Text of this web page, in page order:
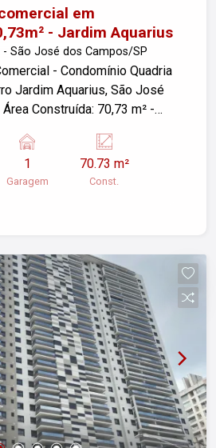
em
- Jardim Aquarius
São José dos Campos/SP
- Condomínio Quadria
Jardim Aquarius, São José
Construída: 70,73 m² -
um espaço funcional em
Entre em contato
e agendar uma visita.
1
Garagem
70.73 m²
Const.